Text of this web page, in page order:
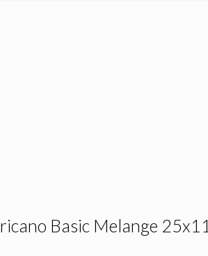
Basic Melange